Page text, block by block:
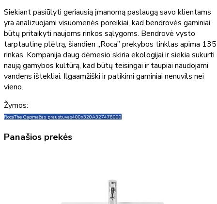
Siekiant pasiūlyti geriausią įmanomą paslaugą savo klientams
yra analizuojami visuomenės poreikiai, kad bendrovės gaminiai
būtų pritaikyti naujoms rinkos sąlygoms. Bendrovė vysto
tarptautinę plėtrą, šiandien „Roca” prekybos tinklas apima 135
rinkas. Kompanija daug dėmesio skiria ekologijai ir siekia sukurti
naują gamybos kultūrą, kad būtų teisingai ir taupiai naudojami
vandens ištekliai. Ilgaamžiški ir patikimi gaminiai nenuvils nei
vieno.
Žymos:
RocaThe Gapmažas praustuvas400x320A327478000
Panašios prekės